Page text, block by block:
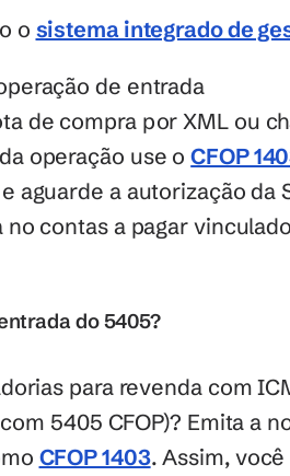
o sistema integrado de
de entrada
de compra por XML ou
operação use o CFOP
aguarde a autorização da
no contas a pagar
do 5405?
para revenda com
5405 CFOP)? Emita a
CFOP 1403. Assim,